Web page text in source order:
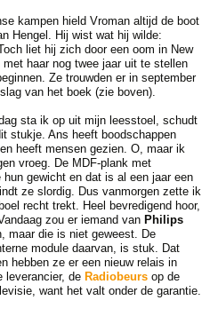
kampen hield Vroman altijd de boot
Hengel. Hij wist wat hij wilde:
liet hij zich door een oom in New
haar nog twee jaar uit te stellen
Ze trouwden er in september
van het boek (zie boven).
sta ik op uit mijn leesstoel, schudt
stukje. Ans heeft boodschappen
heeft mensen gezien. O, maar ik
vroeg. De MDF-plank met
gewicht en dat is al een jaar een
ze slordig. Dus vanmorgen zette ik
recht trekt. Heel bevredigend hoor,
zou er iemand van Philips
maar die is niet geweest. De
module daarvan, is stuk. Dat
hebben ze er een nieuw relais in
leverancier, de Radiobeursop de
want het valt onder de garantie.